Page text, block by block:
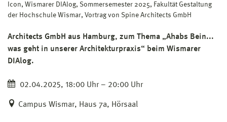
Icon, Wismarer DIAlog, Sommersemester 2025, Fakultät Gestaltung
der Hochschule Wismar, Vortrag von Spine Architects GmbH
Architects GmbH aus Hamburg, zum Thema „Ahabs Bein...
was geht in unserer Architekturpraxis“ beim Wismarer
DIAlog.
02.04.2025, 18:00 Uhr – 20:00 Uhr
Campus Wismar, Haus 7a, Hörsaal